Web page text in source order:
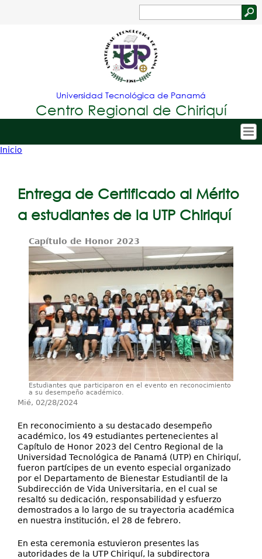
Jump to navigation
de
búsqueda
Universidad Tecnológica de Panamá
Centro Regional de Chiriquí
Tropical
Principal
Admisión
Oferta Académica
Estudiantes
Investigación
Servicios
está
Inicio
Entrega de Certificado al Mérito
a estudiantes de la UTP Chiriquí
Capítulo de Honor 2023
Estudiantes que participaron en el evento en reconocimiento
a su desempeño académico.
Mié, 02/28/2024
En reconocimiento a su destacado desempeño
académico, los 49 estudiantes pertenecientes al
Capítulo de Honor 2023 del Centro Regional de la
Universidad Tecnológica de Panamá (UTP) en Chiriquí,
fueron partícipes de un evento especial organizado
por el Departamento de Bienestar Estudiantil de la
Subdirección de Vida Universitaria, en el cual se
resaltó su dedicación, responsabilidad y esfuerzo
demostrados a lo largo de su trayectoria académica
en nuestra institución, el 28 de febrero.
En esta ceremonia estuvieron presentes las
autoridades de la UTP Chiriquí, la subdirectora